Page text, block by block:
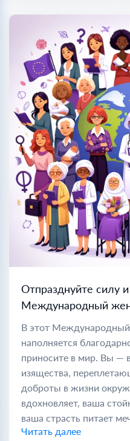
Отпразднуйте силу
Международный
В этот
наполняется
приносите в мир. Вы —
изящества,
доброты в жизни
вдохновляет, ваша
ваша страсть питает
Читать далее